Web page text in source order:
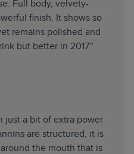
Full body, velvety-
finish. It shows so
remains polished and
but better in 2017."
just a bit of extra power
are structured, it is
the mouth that is